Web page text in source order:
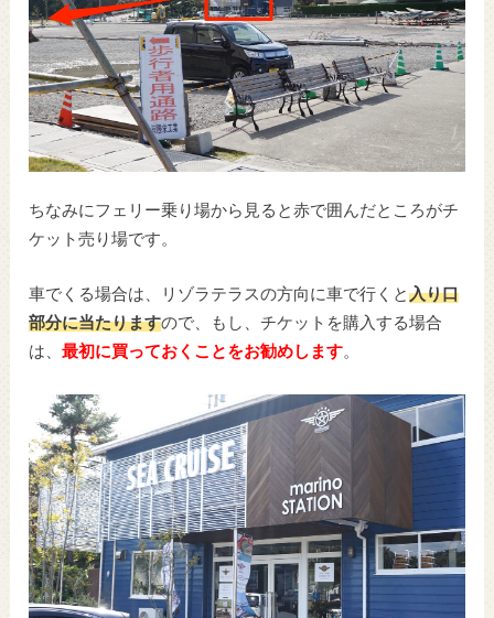
ちなみにフェリー乗り場から見ると赤で囲んだところがチ
ケット売り場です。
車でくる場合は、リゾラテラスの方向に車で行くと入り口
部分に当たりますので、もし、チケットを購入する場合
は、最初に買っておくことをお勧めします。